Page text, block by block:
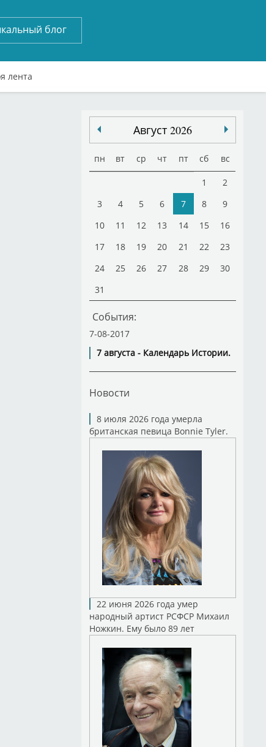
блог
лента
Август 2026
пн вт ср чт пт сб вс
1
2
3
4 5 6 7 8
9
10
11 12 13 14 15
16
17
18 19 20 21 22
23
24
25 26 27 28 29
30
31
События:
7-08-2017
7 августа - Календарь Истории.
Новости
8 июля 2026 года умерла
британская певица Bonnie Tyler.
22 июня 2026 года умер
народный артист РСФСР Михаил
Ножкин. Ему было 89 лет